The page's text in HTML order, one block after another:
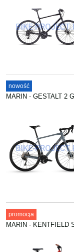
MARIN - GESTALT 2
nowość
MARIN - KENTFIELD
promocja